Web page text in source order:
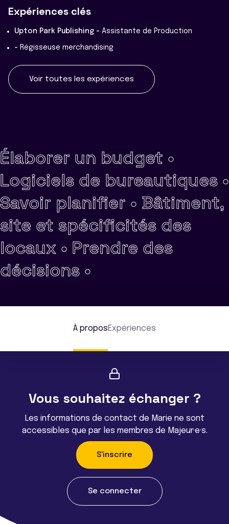
Expériences clés
Upton Park Publishing - Assistante de Production
- Régisseuse merchandising
Voir toutes les expériences
Élaborer un budget •
Logiciels de bureautiques •
Savoir planifier • Bâtiment,
site et spécificités des
locaux • Prendre des
décisions •
À proposExpériences
Vous souhaitez échanger ?
Les informations de contact de Marie ne sont
accessibles que par les membres de Majeur·e·s.
S'inscrire
Se connecter